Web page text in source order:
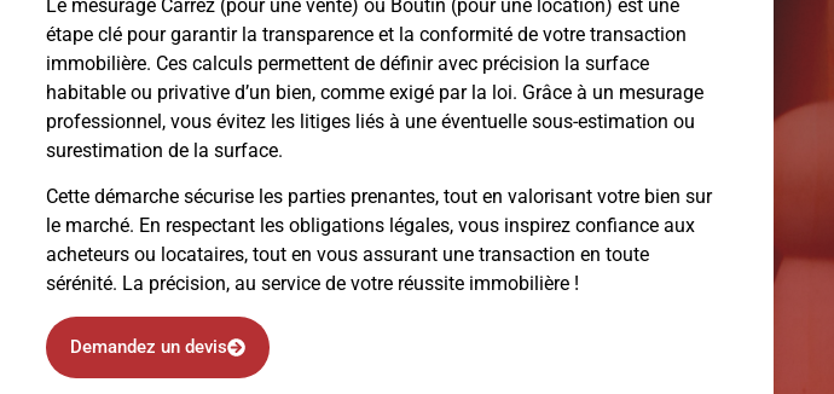
Le mesurage Carrez (pour une vente) ou Boutin (pour une location) est une
étape clé pour garantir la transparence et la conformité de votre transaction
immobilière. Ces calculs permettent de définir avec précision la surface
habitable ou privative d’un bien, comme exigé par la loi. Grâce à un mesurage
professionnel, vous évitez les litiges liés à une éventuelle sous-estimation ou
surestimation de la surface.
Cette démarche sécurise les parties prenantes, tout en valorisant votre bien sur
le marché. En respectant les obligations légales, vous inspirez confiance aux
acheteurs ou locataires, tout en vous assurant une transaction en toute
sérénité. La précision, au service de votre réussite immobilière !
Demandez un devis